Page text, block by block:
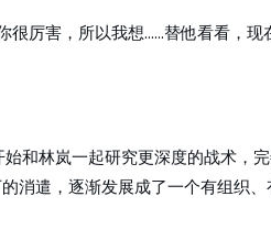
厉害，所以我想……替他看看，现
和林岚一起研究更深度的战术，
消遣，逐渐发展成了一个有组织